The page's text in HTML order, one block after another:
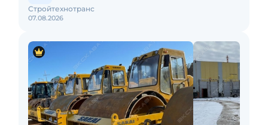
07.08.2026
Стройтехнотранс